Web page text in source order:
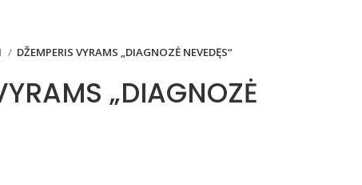
DŽEMPERIS VYRAMS „DIAGNOZĖ NEVEDĘS“
„DIAGNOZĖ